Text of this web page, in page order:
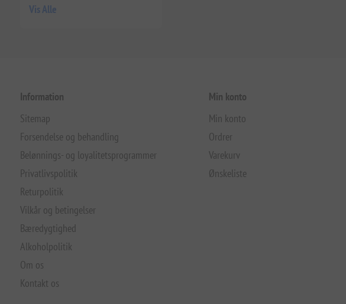
Vis Alle
Information
Sitemap
Forsendelse og behandling
Belønnings- og loyalitetsprogrammer
Privatlivspolitik
Returpolitik
Vilkår og betingelser
Bæredygtighed
Alkoholpolitik
Om os
Kontakt os
Min konto
Min konto
Ordrer
Varekurv
Ønskeliste